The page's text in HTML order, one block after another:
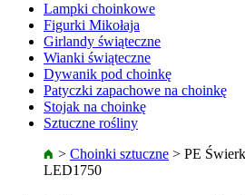
Lampki choinkowe
Figurki Mikołaja
Girlandy świąteczne
Wianki świąteczne
Dywanik pod choinkę
Patyczki zapachowe na choinkę
Stojak na choinkę
Sztuczne rośliny
> Choinki sztuczne > PE
LED1750